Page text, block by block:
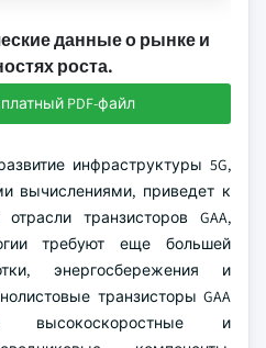
данные о рынке и
роста.
PDF-файл
инфраструктуры 5G,
вычислениями, приведет к
транзисторов GAA,
требуют еще большей
энергосбережения и
транзисторы GAA
высокоскоростные и